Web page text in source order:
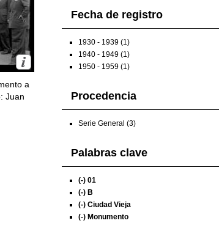
a
Juan
Fecha de registro
1930 - 1939 (1)
1940 - 1949 (1)
1950 - 1959 (1)
Procedencia
Serie General (3)
Palabras clave
(-) 01
(-) B
(-) Ciudad Vieja
(-) Monumento